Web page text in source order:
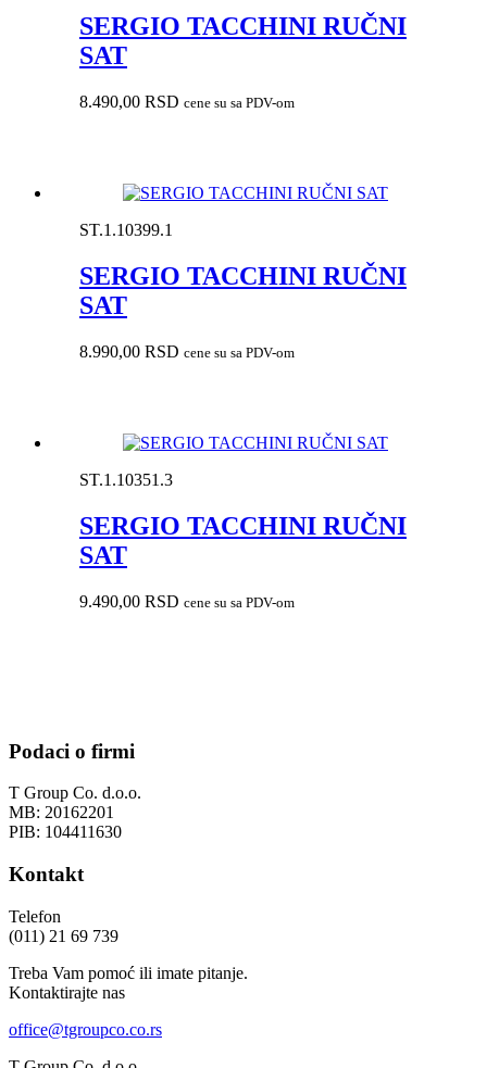
SERGIO TACCHINI RUČNI
SAT
8.490,00 RSD cene su sa PDV-om
ST.1.10399.1
SERGIO TACCHINI RUČNI
SAT
8.990,00 RSD cene su sa PDV-om
ST.1.10351.3
SERGIO TACCHINI RUČNI
SAT
9.490,00 RSD cene su sa PDV-om
Podaci o firmi
T Group Co. d.o.o.
MB: 20162201
PIB: 104411630
Kontakt
Telefon
(011) 21 69 739
Treba Vam pomoć ili imate pitanje.
Kontaktirajte nas
office@tgroupco.co.rs